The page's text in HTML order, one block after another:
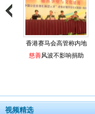
香港赛马会高管称内地
慈善风波不影响捐助
视频精选